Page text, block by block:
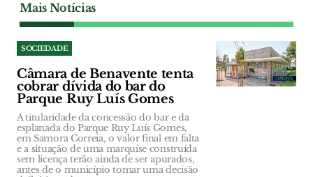
Mais Notícias
SOCIEDADE
Câmara de Benavente tenta
cobrar dívida do bar do
Parque Ruy Luís Gomes
A titularidade da concessão do bar e da
esplanada do Parque Ruy Luís Gomes,
em Samora Correia, o valor final em falta
e a situação de uma marquise construída
sem licença terão ainda de ser apurados,
antes de o município tomar uma decisão